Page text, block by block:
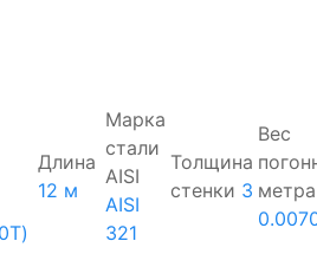
Длина
12 м
Марка
стали
AISI
AISI
321
Толщина
стенки 3
Вес
метра